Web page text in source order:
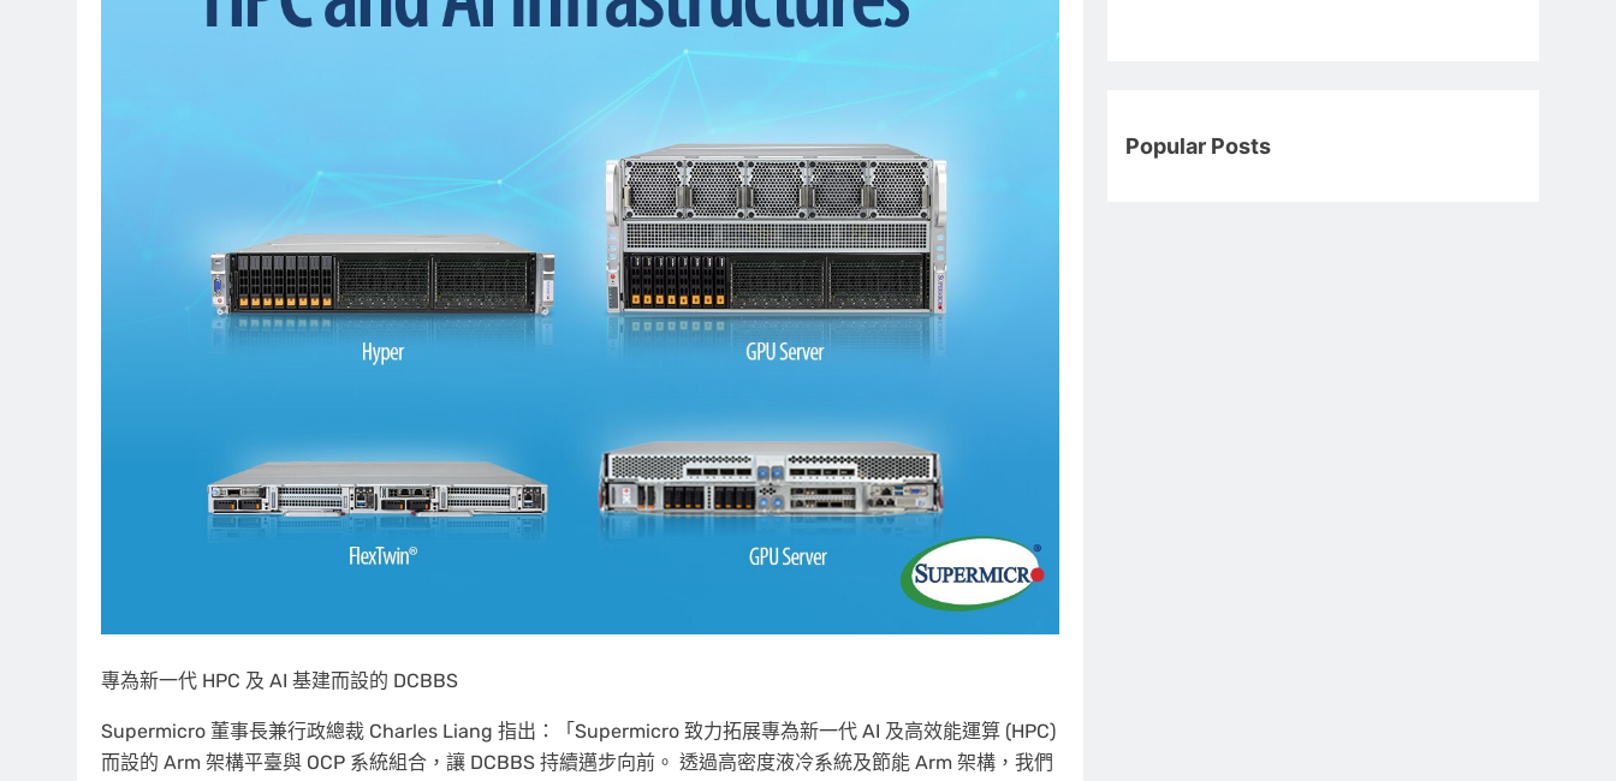
專為新一代 HPC 及 AI 基建而設的 DCBBS
Supermicro 董事長兼行政總裁 Charles Liang 指出：「Supermicro 致力拓展專為新一代 AI 及高效能運算 (HPC)
而設的 Arm 架構平臺與 OCP 系統組合，讓 DCBBS 持續邁步向前。 透過高密度液冷系統及節能 Arm 架構，我們
Popular Posts